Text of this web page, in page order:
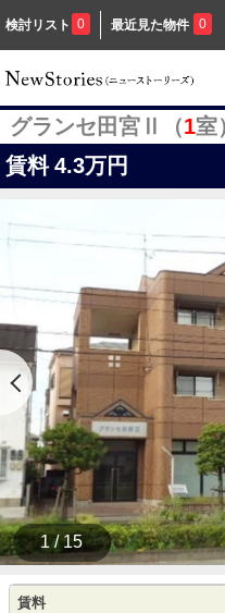
検討リスト 0 最近見た物件 0
グランセ田宮Ⅱ（1室
賃料 4.3万円
1 / 15
賃料